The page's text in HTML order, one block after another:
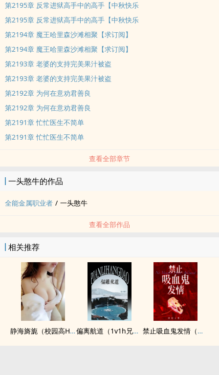
第2195章 反常进狱高手中的高手【中秋快乐
第2195章 反常进狱高手中的高手【中秋快乐
第2194章 魔王哈里森沙滩相聚【求订阅】
第2194章 魔王哈里森沙滩相聚【求订阅】
第2193章 老婆的支持完美果汁被盗
第2193章 老婆的支持完美果汁被盗
第2192章 为何在意劝君善良
第2192章 为何在意劝君善良
第2191章 忙忙医生不简单
第2191章 忙忙医生不简单
查看全部章节
一头憨牛的作品
全能金属职业者 / 一头憨牛
查看全部作品
相关推荐
静海旖旎（校园高H） 偏离航道（1v1h兄妹骨科bg） 禁止吸血鬼发情（姐狗高H 1v1）